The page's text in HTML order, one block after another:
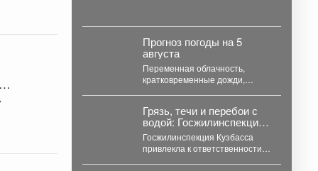
Прогноз погоды на 5
августа
Переменная облачность,
кратковременные дожди,
порывы до 18...
Грязь, течи и перебои с
водой: Госжилинспекция
наказала УК Кузбасса
Госжилинспекция Кузбасса
привлекла к ответственности